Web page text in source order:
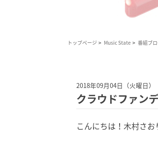
トップページ Music State 番組ブ
2018年09月04日（火曜日）
クラウドファン
こんにちは！木村さお